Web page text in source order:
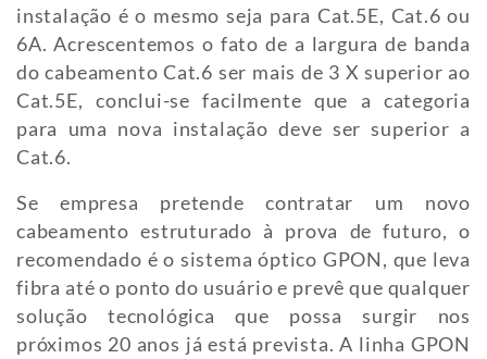
instalação é o mesmo seja para Cat.5E, Cat.6 ou
6A. Acrescentemos o fato de a largura de banda
do cabeamento Cat.6 ser mais de 3 X superior ao
Cat.5E, conclui-se facilmente que a categoria
para uma nova instalação deve ser superior a
Cat.6.
Se empresa pretende contratar um novo
cabeamento estruturado à prova de futuro, o
recomendado é o sistema óptico GPON, que leva
fibra até o ponto do usuário e prevê que qualquer
solução tecnológica que possa surgir nos
próximos 20 anos já está prevista. A linha GPON